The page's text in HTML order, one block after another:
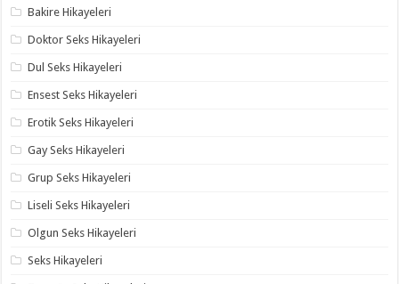
Bakire Hikayeleri
Doktor Seks Hikayeleri
Dul Seks Hikayeleri
Ensest Seks Hikayeleri
Erotik Seks Hikayeleri
Gay Seks Hikayeleri
Grup Seks Hikayeleri
Liseli Seks Hikayeleri
Olgun Seks Hikayeleri
Seks Hikayeleri